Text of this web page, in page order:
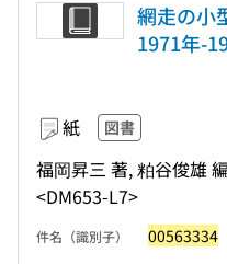
網走の小
1971年-
紙 図書
福岡昇三 著, 粕谷俊雄
<DM653-L7>
件名（識別子） 00563334